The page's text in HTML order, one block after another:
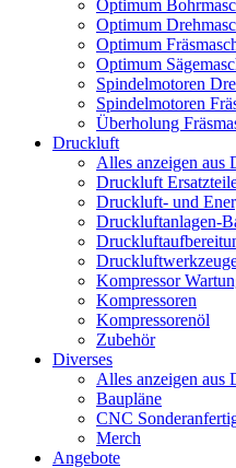
Optimum
Optimum
Optimum
Optimum
Spindelmotoren
Spindelmotoren
Überholung
Druckluft
Alles anzeigen aus
Druckluft
Druckluft- und
Druckluftanlagen-
Kompressor
Kompressoren
Kompressorenöl
Zubehör
Diverses
Alles anzeigen aus
Baupläne
CNC
Merch
Angebote